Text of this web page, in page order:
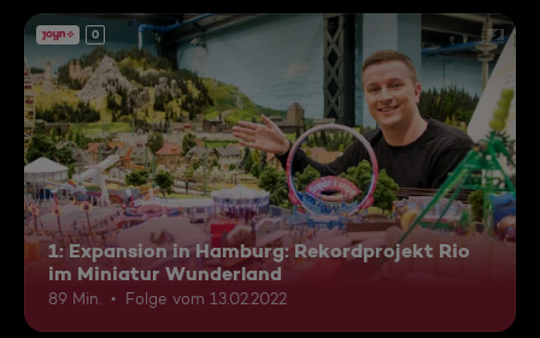
0
1: Expansion in Hamburg: Rekordprojekt Rio
im Miniatur Wunderland
89 Min. Folge vom 13.02.2022